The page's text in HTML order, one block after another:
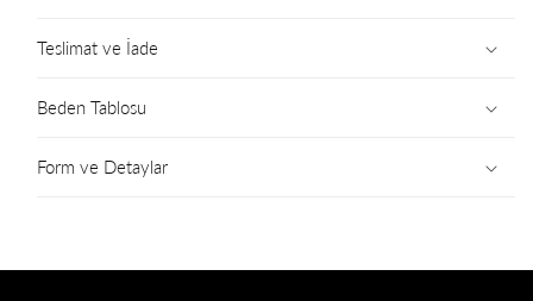
Teslimat ve İade
Beden Tablosu
Form ve Detaylar